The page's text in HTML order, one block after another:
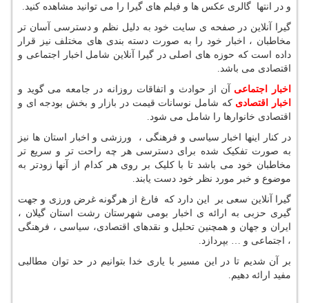
و در انتها گالری عکس ها و فیلم های گیرا را می توانید مشاهده کنید.
گیرا آنلاین در صفحه ی سایت خود به دلیل نظم و دسترسی آسان تر
مخاطبان ، اخبار خود را به صورت دسته بندی های مختلف نیز قرار
داده است که حوزه های اصلی در گیرا آنلاین شامل اخبار اجتماعی و
اقتصادی می باشد.
اخبار اجتماعی آن از حوادث و اتفاقات روزانه در جامعه می گوید و
اخبار اقتصادی که شامل نوسانات قیمت در بازار و بخش بودجه ای و
اقتصادی خانوارها را شامل می شود.
در کنار اینها اخبار سیاسی و فرهنگی ، ورزشی و اخبار استان ها نیز
به صورت تفکیک شده برای دسترسی هر چه راحت تر و سریع تر
مخاطبان خود می باشد تا با کلیک بر روی هر کدام از آنها زودتر به
موضوع و خبر مورد نظر خود دست یابند.
گیرا آنلاین سعی بر این دارد که فارغ از هرگونه غرض ورزی و جهت
گیری حزبی به ارائه ی اخبار بومی شهرستان رشت استان گیلان ،
ایران و جهان و همچنین تحلیل و نقدهای اقتصادی، سیاسی ، فرهنگی
، اجتماعی و … بپردازد.
بر آن شدیم تا در این مسیر با یاری خدا بتوانیم در حد توان مطالبی
مفید ارائه دهیم.